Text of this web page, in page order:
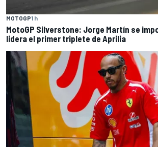
MOTOGP1 h
MotoGP Silverstone: Jorge Martín se
lidera el primer triplete de Aprilia